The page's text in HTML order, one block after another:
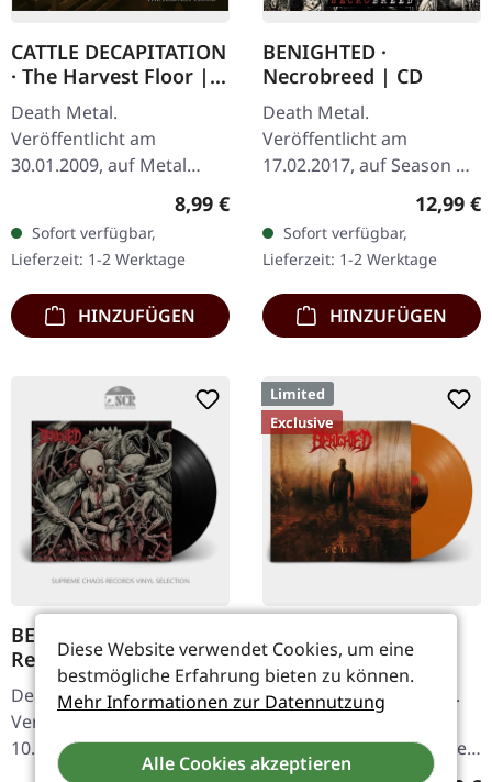
CATTLE DECAPITATION
· The Harvest Floor |
CD
Death Metal.
Veröffentlicht am
30.01.2009, auf Metal
Blade Records. CD im
Jewelcase. Veröffentlicht
im Jahr 2009 ist "The
Harvest Floor" von
Cattle…
Regulärer Preis:
8,99 €
Sofort verfügbar,
Lieferzeit: 1-2 Werktage
HINZUFÜGEN
BENIGHTED ·
Necrobreed | CD
Death Metal.
Veröffentlicht am
17.02.2017, auf Season Of
Mist. CD im Jewelcase.
entfesselt! Benighted
kehren mit „Necrobreed"
zurück…
12,99 €
Sofort verfügbar,
Lieferzeit: 1-2 Werktage
HINZUFÜGEN
BENIGHTED · Obscene
Repressed | BLACK LP
Death Metal.
Veröffentlicht am
10.04.2020, auf Season Of
Mist. Schwarzes Vinyl im
Limited
Exclusive
ORANGE LP
Death Metal/Grindcore.
Veröffentlicht am
23.02.2024, auf Supreme
Chaos Records. Orange
Diese Website verwendet Cookies, um eine
bestmögliche Erfahrung bieten zu können.
Mehr Informationen zur Datennutzung
Alle Cookies akzeptieren